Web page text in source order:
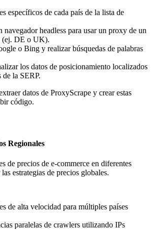
específicos de cada país de la lista de
navegador headless para usar un proxy de un
(ej. DE o UK).
o Bing y realizar búsquedas de palabras
los datos de posicionamiento localizados
la SERP.
datos de ProxyScrape y crear estas
código.
Regionales
de precios de e-commerce en diferentes
estrategias de precios globales.
de alta velocidad para múltiples países
paralelas de crawlers utilizando IPs